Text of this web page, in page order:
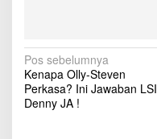
N
a
v
Pos sebelumnya
Kenapa Olly-Steven
Perkasa? Ini Jawaban LSI
Denny JA !